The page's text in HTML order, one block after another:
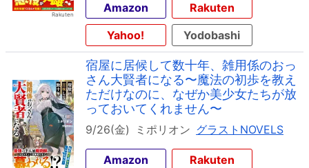
Amazon
Rakuten
Yahoo!
Yodobashi
宿屋に居候して数十年、雑用係のおっ
さん大賢者になる〜魔法の初歩を教え
ただけなのに、なぜか美少女たちが放
っておいてくれません〜
9/26(金) ミポリオン グラストNOVELS
Amazon
Rakuten